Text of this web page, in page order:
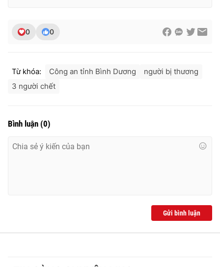
0 0
Từ khóa: Công an tỉnh Bình Dương
người bị thương
3 người chết
Bình luận (0)
Gửi bình luận